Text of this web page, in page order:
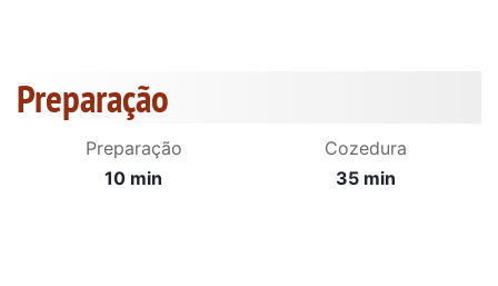
Preparação
Preparação
10 min
Cozedura
35 min